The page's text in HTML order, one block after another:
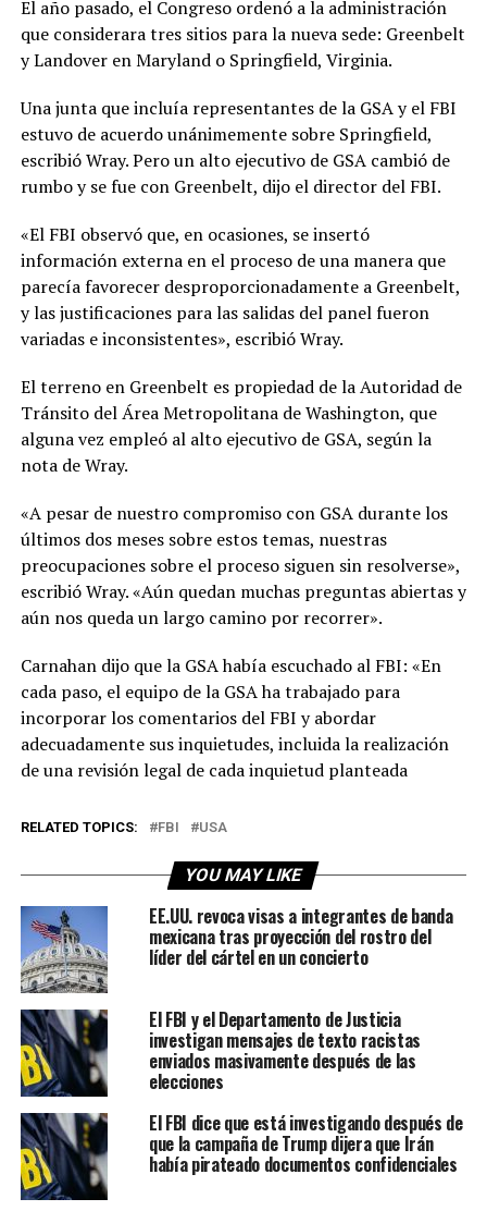
El año pasado, el Congreso ordenó a la administración
que considerara tres sitios para la nueva sede: Greenbelt
y Landover en Maryland o Springfield, Virginia.
Una junta que incluía representantes de la GSA y el FBI
estuvo de acuerdo unánimemente sobre Springfield,
escribió Wray. Pero un alto ejecutivo de GSA cambió de
rumbo y se fue con Greenbelt, dijo el director del FBI.
«El FBI observó que, en ocasiones, se insertó
información externa en el proceso de una manera que
parecía favorecer desproporcionadamente a Greenbelt,
y las justificaciones para las salidas del panel fueron
variadas e inconsistentes», escribió Wray.
El terreno en Greenbelt es propiedad de la Autoridad de
Tránsito del Área Metropolitana de Washington, que
alguna vez empleó al alto ejecutivo de GSA, según la
nota de Wray.
«A pesar de nuestro compromiso con GSA durante los
últimos dos meses sobre estos temas, nuestras
preocupaciones sobre el proceso siguen sin resolverse»,
escribió Wray. «Aún quedan muchas preguntas abiertas y
aún nos queda un largo camino por recorrer».
Carnahan dijo que la GSA había escuchado al FBI: «En
cada paso, el equipo de la GSA ha trabajado para
incorporar los comentarios del FBI y abordar
adecuadamente sus inquietudes, incluida la realización
de una revisión legal de cada inquietud planteada
RELATED TOPICS: FBI USA
YOU MAY LIKE
EE.UU. revoca visas a integrantes de banda
mexicana tras proyección del rostro del
líder del cártel en un concierto
El FBI y el Departamento de Justicia
investigan mensajes de texto racistas
enviados masivamente después de las
elecciones
El FBI dice que está investigando después de
que la campaña de Trump dijera que Irán
había pirateado documentos confidenciales